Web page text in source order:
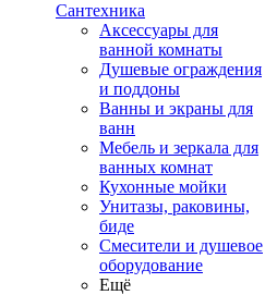
Сантехника
Аксессуары для
ванной комнаты
Душевые ограждения
и поддоны
Ванны и экраны для
ванн
Мебель и зеркала для
ванных комнат
Кухонные мойки
Унитазы, раковины,
биде
Смесители и душевое
оборудование
Ещё